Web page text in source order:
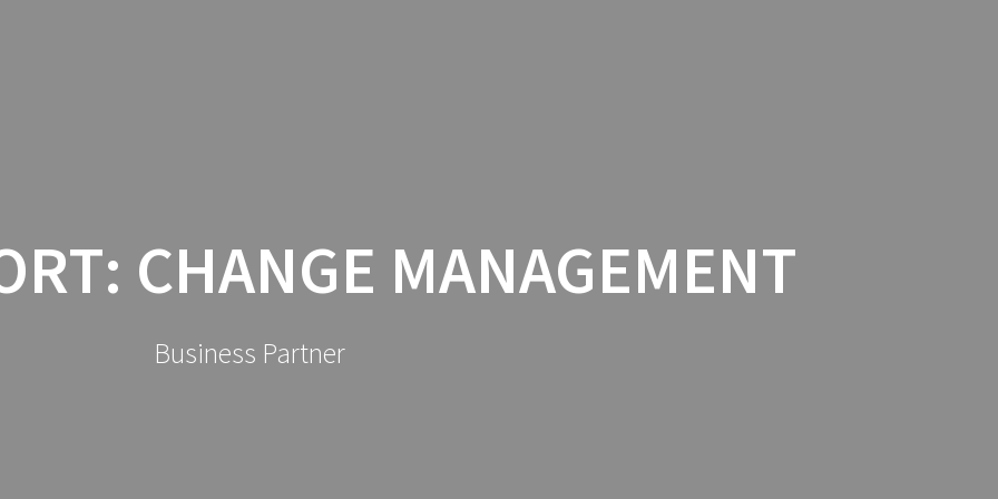
CHANGE MANAGEMENT
Business Partner